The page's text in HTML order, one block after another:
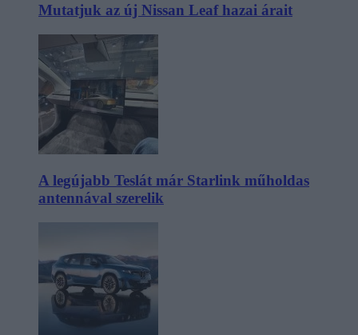
Mutatjuk az új Nissan Leaf hazai árait
A legújabb Teslát már Starlink műholdas
antennával szerelik